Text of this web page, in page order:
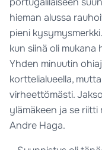
hieman alussa
pieni
kun siinä oli mukana
Yhden minuutin
korttelialueella,
virheettömästi.
ylämäkeen ja se riitti
Andre Haga.